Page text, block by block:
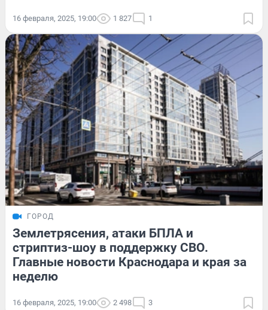
16 февраля, 2025, 19:00 1 827 1
ГОРОД
Землетрясения, атаки БПЛА и
стриптиз-шоу в поддержку СВО.
Главные новости Краснодара и края за
неделю
16 февраля, 2025, 19:00 2 498 3